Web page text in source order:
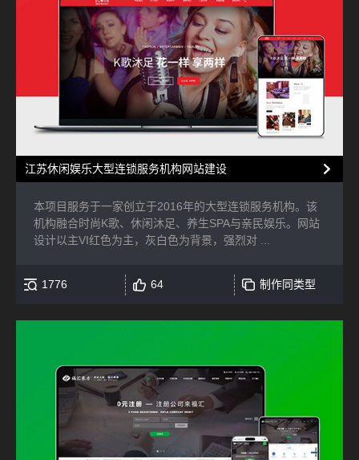
江苏休闲娱乐大型连锁服务机构网站建设
本项目服务于一家创立于2016年的大型连锁服务机构。该
机构融合时尚K歌、休闲沐足、养生SPA与亲民娱乐。网站
设计以主VI红色为主，灰白色为背景，强烈对 ...
1776 64 制作同类型